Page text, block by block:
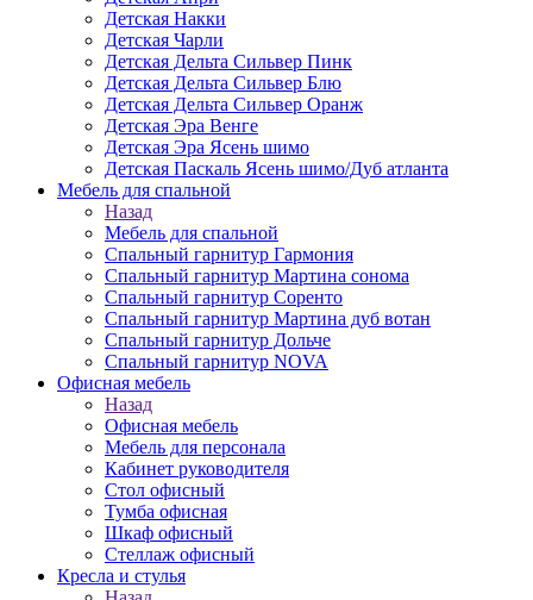
Детская Накки
Детская Чарли
Детская Дельта Сильвер Пинк
Детская Дельта Сильвер Блю
Детская Дельта Сильвер Оранж
Детская Эра Венге
Детская Эра Ясень шимо
Детская Паскаль Ясень шимо/Дуб атланта
Мебель для спальной
Назад
Мебель для спальной
Спальный гарнитур Гармония
Спальный гарнитур Мартина сонома
Спальный гарнитур Соренто
Спальный гарнитур Мартина дуб вотан
Спальный гарнитур Дольче
Спальный гарнитур NOVA
Офисная мебель
Назад
Офисная мебель
Мебель для персонала
Кабинет руководителя
Стол офисный
Тумба офисная
Шкаф офисный
Стеллаж офисный
Кресла и стулья